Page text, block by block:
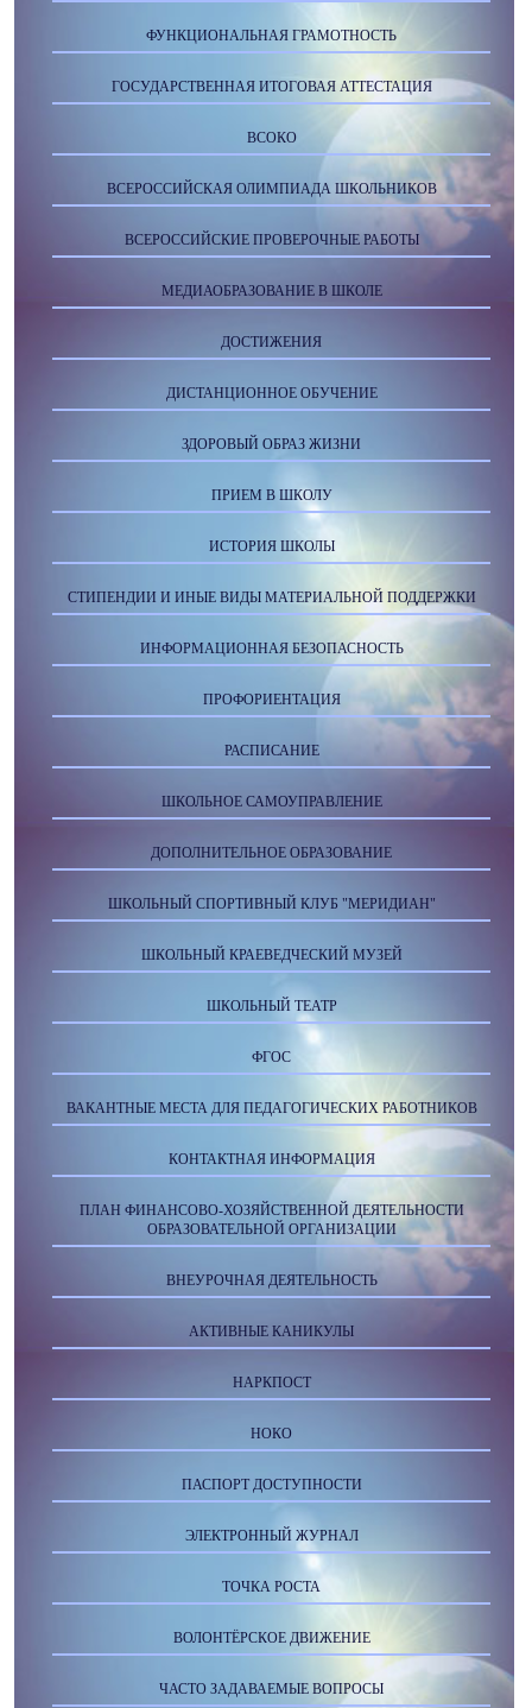
ФУНКЦИОНАЛЬНАЯ ГРАМОТНОСТЬ
ГОСУДАРСТВЕННАЯ ИТОГОВАЯ АТТЕСТАЦИЯ
ВСОКО
ВСЕРОССИЙСКАЯ ОЛИМПИАДА ШКОЛЬНИКОВ
ВСЕРОССИЙСКИЕ ПРОВЕРОЧНЫЕ РАБОТЫ
МЕДИАОБРАЗОВАНИЕ В ШКОЛЕ
ДОСТИЖЕНИЯ
ДИСТАНЦИОННОЕ ОБУЧЕНИЕ
ЗДОРОВЫЙ ОБРАЗ ЖИЗНИ
ПРИЕМ В ШКОЛУ
ИСТОРИЯ ШКОЛЫ
СТИПЕНДИИ И ИНЫЕ ВИДЫ МАТЕРИАЛЬНОЙ ПОДДЕРЖКИ
ИНФОРМАЦИОННАЯ БЕЗОПАСНОСТЬ
ПРОФОРИЕНТАЦИЯ
РАСПИСАНИЕ
ШКОЛЬНОЕ САМОУПРАВЛЕНИЕ
ДОПОЛНИТЕЛЬНОЕ ОБРАЗОВАНИЕ
ШКОЛЬНЫЙ СПОРТИВНЫЙ КЛУБ "МЕРИДИАН"
ШКОЛЬНЫЙ КРАЕВЕДЧЕСКИЙ МУЗЕЙ
ШКОЛЬНЫЙ ТЕАТР
ФГОС
ВАКАНТНЫЕ МЕСТА ДЛЯ ПЕДАГОГИЧЕСКИХ РАБОТНИКОВ
КОНТАКТНАЯ ИНФОРМАЦИЯ
ПЛАН ФИНАНСОВО-ХОЗЯЙСТВЕННОЙ ДЕЯТЕЛЬНОСТИ
ОБРАЗОВАТЕЛЬНОЙ ОРГАНИЗАЦИИ
ВНЕУРОЧНАЯ ДЕЯТЕЛЬНОСТЬ
АКТИВНЫЕ КАНИКУЛЫ
НАРКПОСТ
НОКО
ПАСПОРТ ДОСТУПНОСТИ
ЭЛЕКТРОННЫЙ ЖУРНАЛ
ТОЧКА РОСТА
ВОЛОНТЁРСКОЕ ДВИЖЕНИЕ
ЧАСТО ЗАДАВАЕМЫЕ ВОПРОСЫ